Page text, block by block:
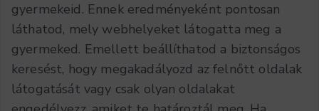
gyermekeid. Ennek eredményeként pontosan
láthatod, mely webhelyeket látogatta meg a
gyermeked. Emellett beállíthatod a biztonságos
keresést, hogy megakadályozd az felnőtt oldalak
látogatását vagy csak olyan oldalakat